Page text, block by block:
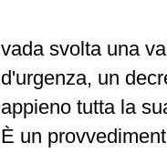
vada svolta una
d'urgenza, un
appieno tutta la
È un